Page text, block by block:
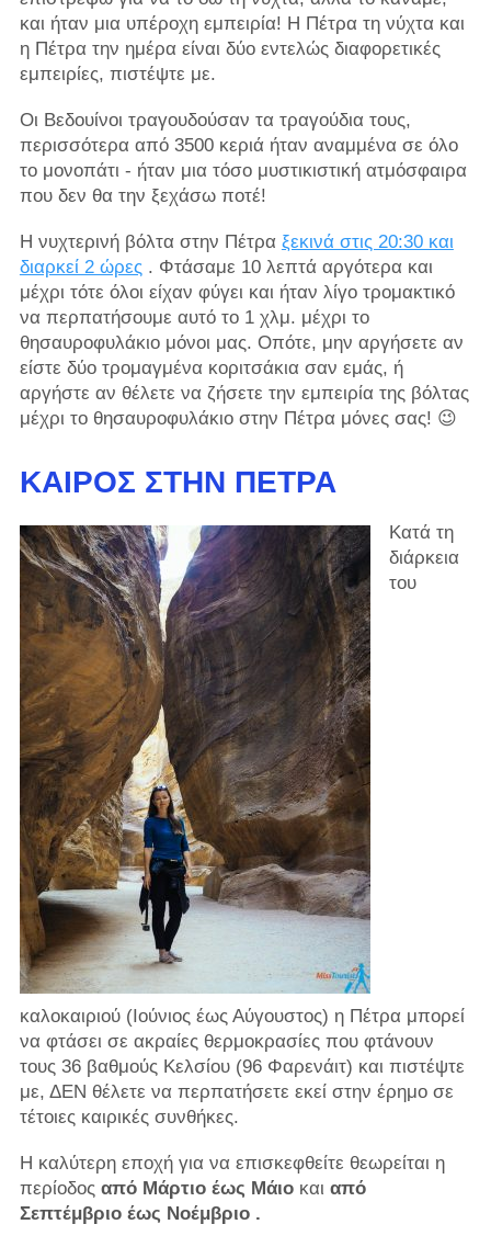
και ήταν μια υπέροχη εμπειρία! Η Πέτρα τη νύχτα και
η Πέτρα την ημέρα είναι δύο εντελώς διαφορετικές
εμπειρίες, πιστέψτε με.
Οι Βεδουίνοι τραγουδούσαν τα τραγούδια τους,
περισσότερα από 3500 κεριά ήταν αναμμένα σε όλο
το μονοπάτι - ήταν μια τόσο μυστικιστική ατμόσφαιρα
που δεν θα την ξεχάσω ποτέ!
Η νυχτερινή βόλτα στην Πέτρα ξεκινά στις 20:30 και
διαρκεί 2 ώρες . Φτάσαμε 10 λεπτά αργότερα και
μέχρι τότε όλοι είχαν φύγει και ήταν λίγο τρομακτικό
να περπατήσουμε αυτό το 1 χλμ. μέχρι το
θησαυροφυλάκιο μόνοι μας. Οπότε, μην αργήσετε αν
είστε δύο τρομαγμένα κοριτσάκια σαν εμάς, ή
αργήστε αν θέλετε να ζήσετε την εμπειρία της βόλτας
μέχρι το θησαυροφυλάκιο στην Πέτρα μόνες σας! 😉
ΚΑΙΡΌΣ ΣΤΗΝ ΠΈΤΡΑ
Κατά τη
διάρκεια
του
καλοκαιριού (Ιούνιος έως Αύγουστος) η Πέτρα μπορεί
να φτάσει σε ακραίες θερμοκρασίες που φτάνουν
τους 36 βαθμούς Κελσίου (96 Φαρενάιτ) και πιστέψτε
με, ΔΕΝ θέλετε να περπατήσετε εκεί στην έρημο σε
τέτοιες καιρικές συνθήκες.
Η καλύτερη εποχή για να επισκεφθείτε θεωρείται η
περίοδος από Μάρτιο έως Μάιοκαι από
Σεπτέμβριο έως Νοέμβριο .